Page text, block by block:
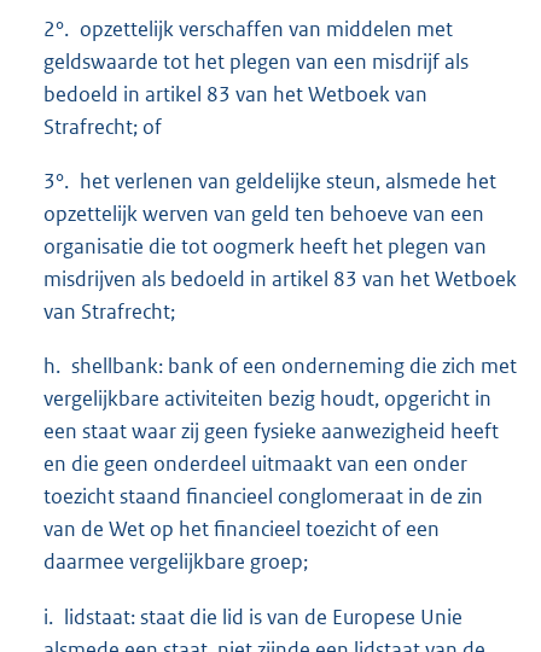
2°. opzettelijk verschaffen van middelen met
geldswaarde tot het plegen van een misdrijf als
bedoeld in artikel 83 van het Wetboek van
Strafrecht; of
3°. het verlenen van geldelijke steun, alsmede het
opzettelijk werven van geld ten behoeve van een
organisatie die tot oogmerk heeft het plegen van
misdrijven als bedoeld in artikel 83 van het Wetboek
van Strafrecht;
h. shellbank: bank of een onderneming die zich met
vergelijkbare activiteiten bezig houdt, opgericht in
een staat waar zij geen fysieke aanwezigheid heeft
en die geen onderdeel uitmaakt van een onder
toezicht staand financieel conglomeraat in de zin
van de Wet op het financieel toezicht of een
daarmee vergelijkbare groep;
i. lidstaat: staat die lid is van de Europese Unie